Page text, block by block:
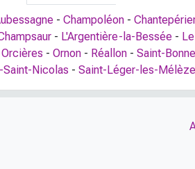
- Champoléon -
- L'Argentière-la-Bessée -
Orcières - Ornon - Réallon - Saint-
Saint-Nicolas - Saint-Léger-les-